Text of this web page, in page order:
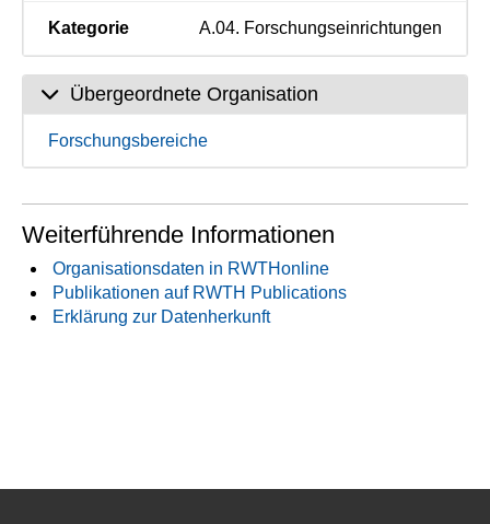
Kategorie A.04. Forschungseinrichtungen
Übergeordnete Organisation
Forschungsbereiche
Weiterführende Informationen
Organisationsdaten in RWTHonline
Publikationen auf RWTH Publications
Erklärung zur Datenherkunft